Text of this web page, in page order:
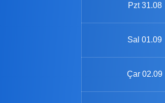
Pzt 31.08
Sal 01.09
Çar 02.09